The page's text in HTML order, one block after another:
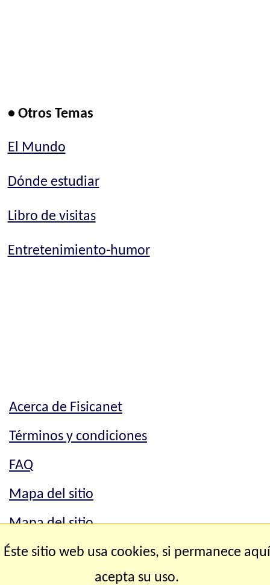
• Otros Temas
El Mundo
Dónde estudiar
Libro de visitas
Entretenimiento-humor
Acerca de Fisicanet
Términos y condiciones
FAQ
Mapa del sitio
Mapa del sitio
Contacto
Éste sitio web usa cookies, si permanece aquí
acepta su uso.